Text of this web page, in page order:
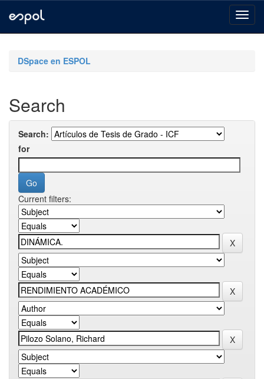
navigationDSpace en ESPOL
Search
Search:
for
Current filters: